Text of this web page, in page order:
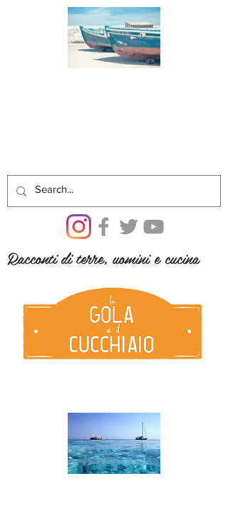
Racconti di terre, uomini e cucina